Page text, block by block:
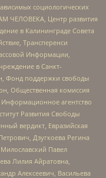
социологических
ЧЕЛОВЕКА, Центр развития
в Калининграде Совета
Трансперенси
Информации,
в Санкт-
Фонд поддержки свободы
Общественная комиссия
агентство
Развития Свободы
вердикт, Евразийская
Дзугкоева Регина
Павел
Лилия Айратовна,
Алексеевич, Васильева